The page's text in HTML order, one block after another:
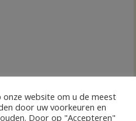
website om u de meest
door uw voorkeuren en
Door op "Accepteren"